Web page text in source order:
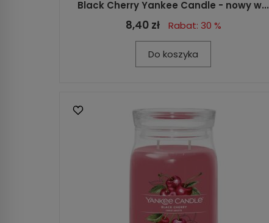
Black Cherry Yankee Candle - nowy w...
8,40 zł Rabat: 30 %
Do koszyka